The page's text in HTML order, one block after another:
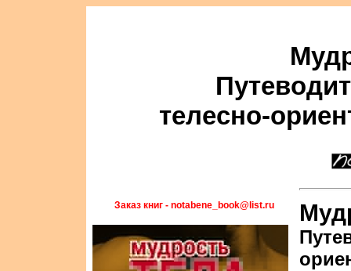
телесно-
Заказ книг - notabene_book@list.ru